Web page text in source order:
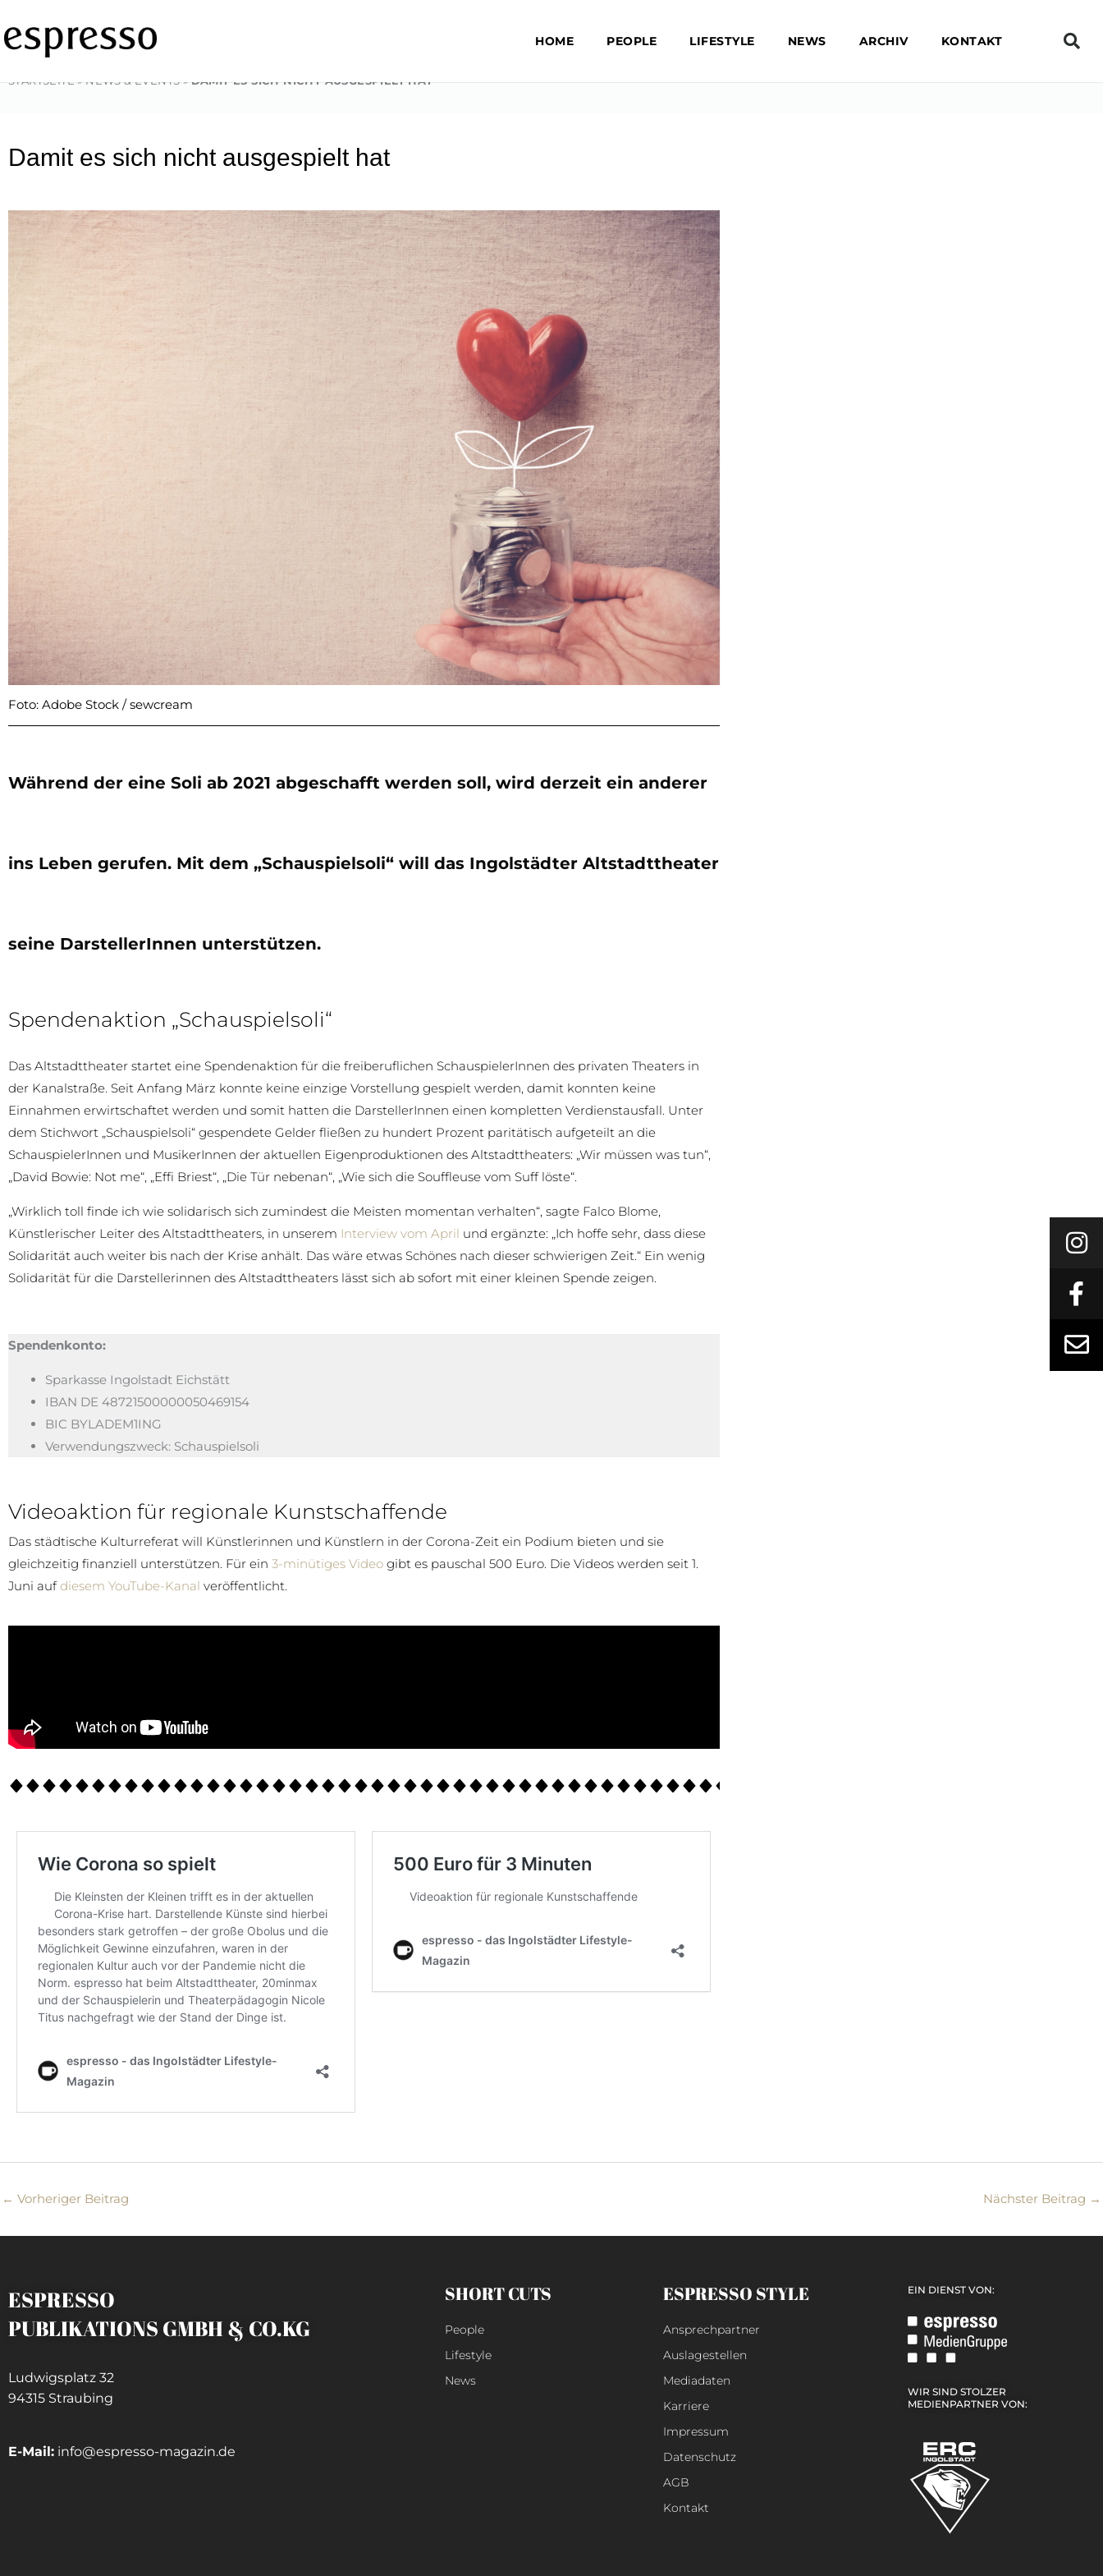
Inhalt
springen
HOME PEOPLE LIFESTYLE NEWS ARCHIV KONTAKT
STARTSEITE » NEWS & EVENTS » DAMIT ES SICH NICHT AUSGESPIELT HAT
Damit es sich nicht ausgespielt hat
Foto: Adobe Stock / sewcream
Während der eine Soli ab 2021 abgeschafft werden soll, wird derzeit ein anderer
ins Leben gerufen. Mit dem „Schauspielsoli“ will das Ingolstädter Altstadttheater
seine DarstellerInnen unterstützen.
Spendenaktion „Schauspielsoli“
Das Altstadttheater startet eine Spendenaktion für die freiberuflichen SchauspielerInnen des privaten Theaters in
der Kanalstraße. Seit Anfang März konnte keine einzige Vorstellung gespielt werden, damit konnten keine
Einnahmen erwirtschaftet werden und somit hatten die DarstellerInnen einen kompletten Verdienstausfall. Unter
dem Stichwort „Schauspielsoli“ gespendete Gelder fließen zu hundert Prozent paritätisch aufgeteilt an die
SchauspielerInnen und MusikerInnen der aktuellen Eigenproduktionen des Altstadttheaters: „Wir müssen was tun“,
„David Bowie: Not me“, „Effi Briest“, „Die Tür nebenan“, „Wie sich die Souffleuse vom Suff löste“.
„Wirklich toll finde ich wie solidarisch sich zumindest die Meisten momentan verhalten“, sagte Falco Blome,
Künstlerischer Leiter des Altstadttheaters, in unserem Interview vom April und ergänzte: „Ich hoffe sehr, dass diese
Solidarität auch weiter bis nach der Krise anhält. Das wäre etwas Schönes nach dieser schwierigen Zeit.“ Ein wenig
Solidarität für die Darstellerinnen des Altstadttheaters lässt sich ab sofort mit einer kleinen Spende zeigen.
Spendenkonto:
Sparkasse Ingolstadt Eichstätt
IBAN DE 48721500000050469154
BIC BYLADEM1ING
Verwendungszweck: Schauspielsoli
Videoaktion für regionale Kunstschaffende
Das städtische Kulturreferat will Künstlerinnen und Künstlern in der Corona-Zeit ein Podium bieten und sie
gleichzeitig finanziell unterstützen. Für ein 3-minütiges Video gibt es pauschal 500 Euro. Die Videos werden seit 1.
Juni aufdiesem YouTube-Kanal veröffentlicht.
← Vorheriger Beitrag Nächster Beitrag →
ESPRESSO
PUBLIKATIONS GMBH & CO.KG
Ludwigsplatz 32
94315 Straubing
E-Mail: info@espresso-magazin.de
SHORT CUTS
People
Lifestyle
News
ESPRESSO STYLE
Ansprechpartner
Auslagestellen
Mediadaten
Karriere
Impressum
Datenschutz
AGB
Kontakt
EIN DIENST VON:
WIR SIND STOLZER
MEDIENPARTNER VON: